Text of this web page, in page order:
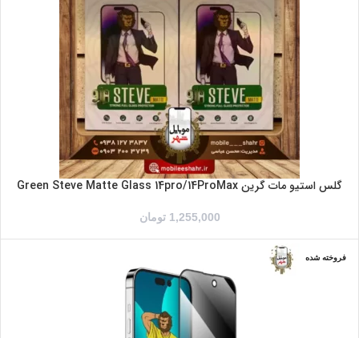
گلس استیو مات گرین Green Steve Matte Glass 14pro/14ProMax
1,255,000 تومان
فروخته شده